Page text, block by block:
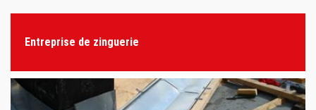
Entreprise de zinguerie